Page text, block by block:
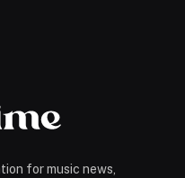
for music news,